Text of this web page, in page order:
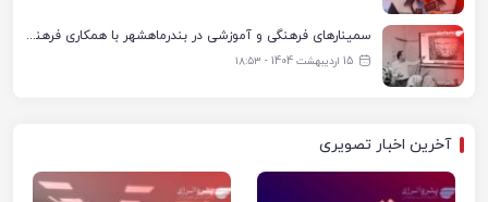
سمینارهای فرهنگی و آموزشی در بندرماهشهر با همکاری فرهنگ‌سرای پتروشیمی مارون
15 اردیبهشت 1404 - ۱۸:۵۳
آخرین اخبار تصویری